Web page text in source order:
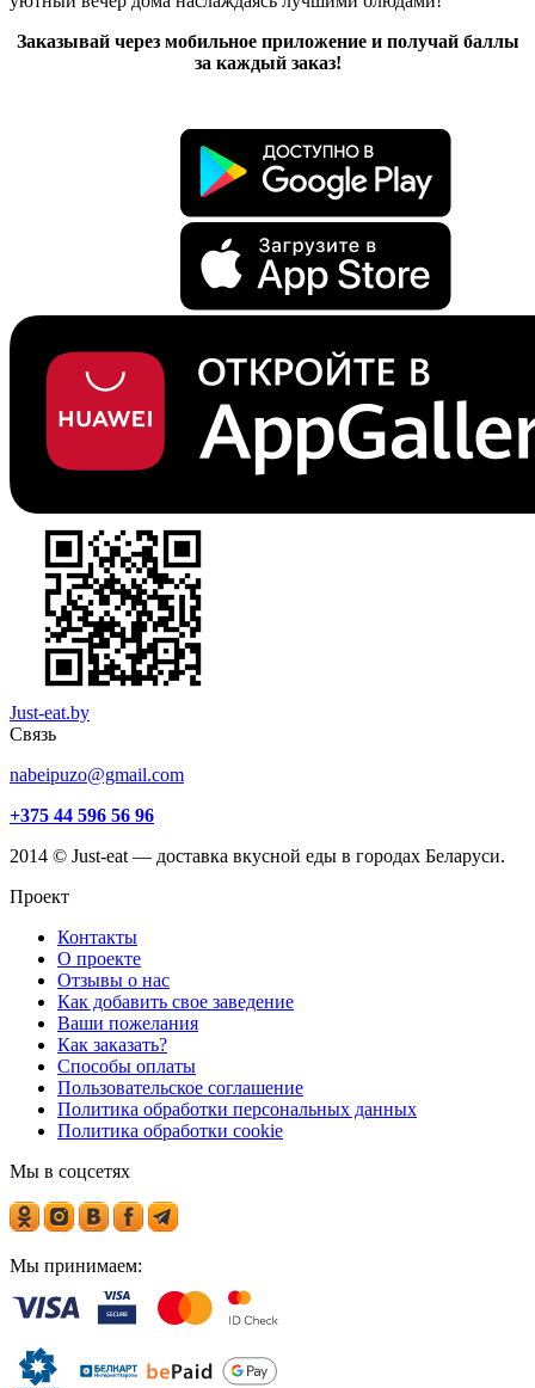
Заказывай через мобильное приложение и получай баллы
за каждый заказ!
Just-eat.by
Связь
nabeipuzo@gmail.com
+375 44 596 56 96
2014 © Just-eat — доставка вкусной еды в городах Беларуси.
Проект
Контакты
О проекте
Отзывы о нас
Как добавить свое заведение
Ваши пожелания
Как заказать?
Способы оплаты
Пользовательское соглашение
Политика обработки персональных данных
Политика обработки cookie
Мы в соцсетях
Мы принимаем: